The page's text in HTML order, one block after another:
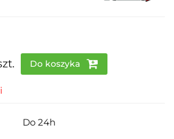
Do koszyka
Do 24h